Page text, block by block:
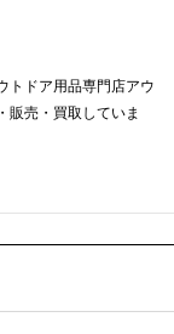
トドア用品専門店アウ
販売・買取していま